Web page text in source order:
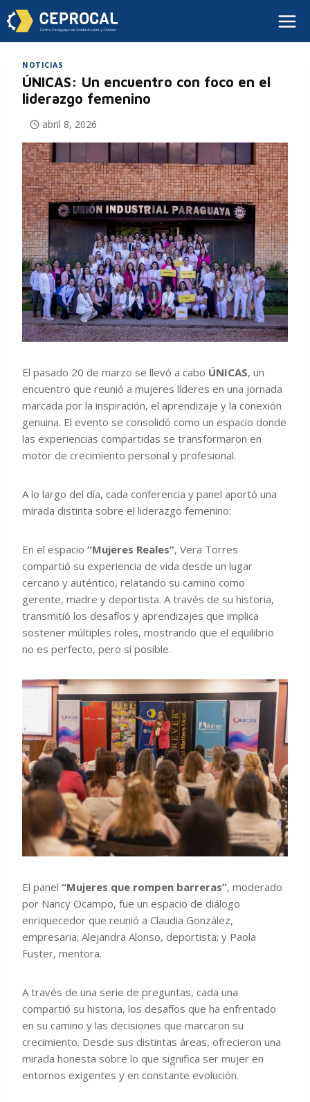
NOTICIAS
ÚNICAS: Un encuentro con foco en el
liderazgo femenino
abril 8, 2026
El pasado 20 de marzo se llevó a cabo ÚNICAS, un
encuentro que reunió a mujeres líderes en una jornada
marcada por la inspiración, el aprendizaje y la conexión
genuina. El evento se consolidó como un espacio donde
las experiencias compartidas se transformaron en
motor de crecimiento personal y profesional.
A lo largo del día, cada conferencia y panel aportó una
mirada distinta sobre el liderazgo femenino:
En el espacio “Mujeres Reales”, Vera Torres
compartió su experiencia de vida desde un lugar
cercano y auténtico, relatando su camino como
gerente, madre y deportista. A través de su historia,
transmitió los desafíos y aprendizajes que implica
sostener múltiples roles, mostrando que el equilibrio
no es perfecto, pero sí posible.
El panel “Mujeres que rompen barreras”, moderado
por Nancy Ocampo, fue un espacio de diálogo
enriquecedor que reunió a Claudia González,
empresaria; Alejandra Alonso, deportista; y Paola
Fuster, mentora.
A través de una serie de preguntas, cada una
compartió su historia, los desafíos que ha enfrentado
en su camino y las decisiones que marcaron su
crecimiento. Desde sus distintas áreas, ofrecieron una
mirada honesta sobre lo que significa ser mujer en
entornos exigentes y en constante evolución.